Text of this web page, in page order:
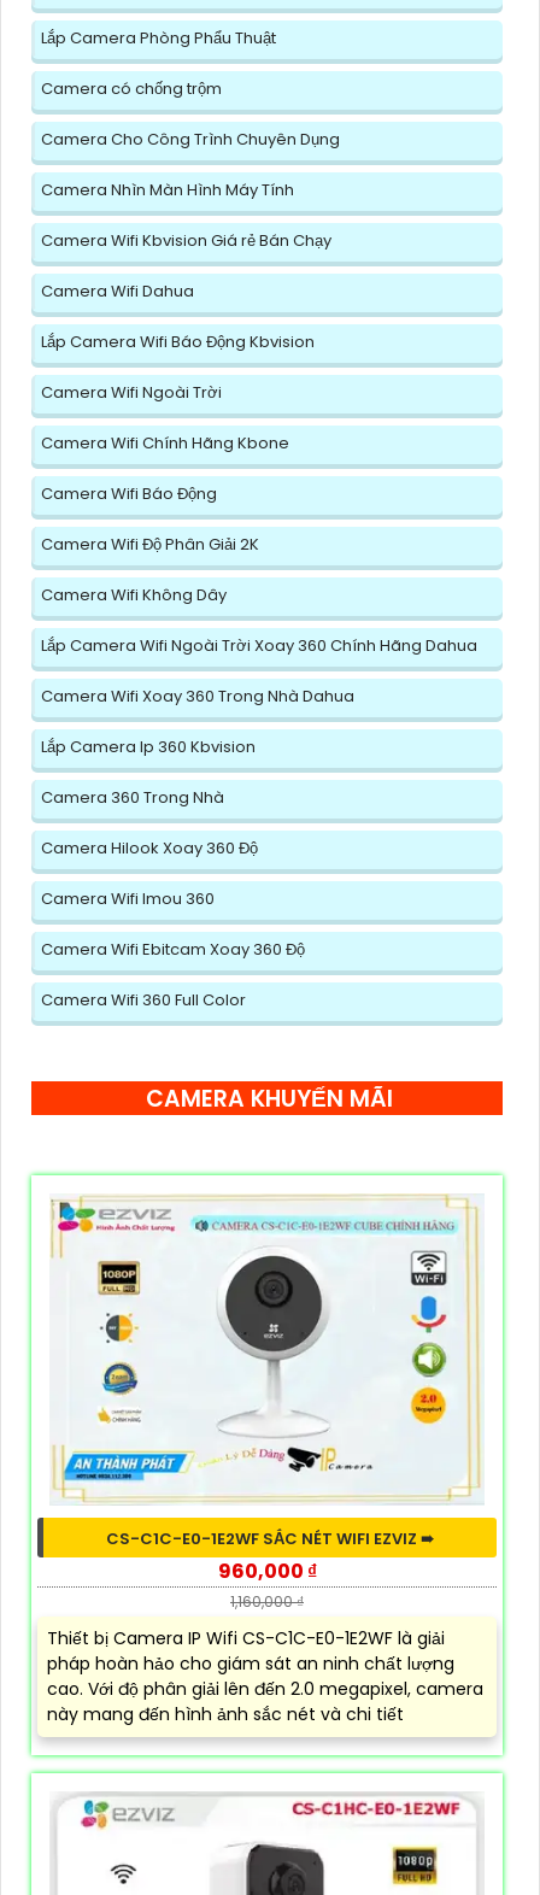
Lắp Camera Phòng Phẩu Thuật
Camera có chống trộm
Camera Cho Công Trình Chuyên Dụng
Camera Nhìn Màn Hình Máy Tính
Camera Wifi Kbvision Giá rẻ Bán Chạy
Camera Wifi Dahua
Lắp Camera Wifi Báo Động Kbvision
Camera Wifi Ngoài Trời
Camera Wifi Chính Hãng Kbone
Camera Wifi Báo Động
Camera Wifi Độ Phân Giải 2K
Camera Wifi Không Dây
Lắp Camera Wifi Ngoài Trời Xoay 360 Chính Hãng Dahua
Camera Wifi Xoay 360 Trong Nhà Dahua
Lắp Camera Ip 360 Kbvision
Camera 360 Trong Nhà
Camera Hilook Xoay 360 Độ
Camera Wifi Imou 360
Camera Wifi Ebitcam Xoay 360 Độ
Camera Wifi 360 Full Color
CAMERA KHUYẾN MÃI
CS-C1C-E0-1E2WF SẮC NÉT WIFI EZVIZ ➠
960,000 ₫
1,160,000 ₫
Thiết bị Camera IP Wifi CS-C1C-E0-1E2WF là giải
pháp hoàn hảo cho giám sát an ninh chất lượng
cao. Với độ phân giải lên đến 2.0 megapixel, camera
này mang đến hình ảnh sắc nét và chi tiết